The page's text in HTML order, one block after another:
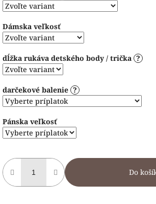
Dámska veľkosť
dĺžka rukáva detského body / trička ?
darčekové balenie ?
Pánska veľkosť
Do